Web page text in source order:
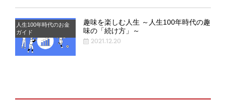
人生100年時代のお金
ガイド
趣味を楽しむ人生 ～人生100年時代の趣
味の「続け方」～
2021.12.20